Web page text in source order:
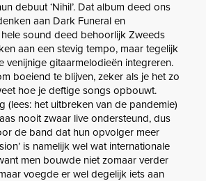
debuut ‘Nihil’. Dat album deed ons
aan Dark Funeral en
sound deed behoorlijk Zweeds
aan een stevig tempo, maar tegelijk
venijnige gitaarmelodieën integreren.
boeiend te blijven, zeker als je het zo
hoe je deftige songs opbouwt.
(lees: het uitbreken van de pandemie)
nooit zwaar live ondersteund, dus
de band dat hun opvolger meer
is namelijk wel wat internationale
men bouwde niet zomaar verder
voegde er wel degelijk iets aan